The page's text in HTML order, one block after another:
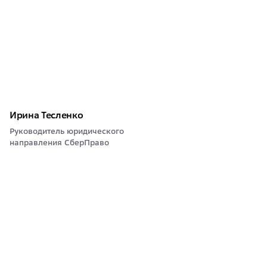
Ирина Тесленко
Руководитель юридического
направления СберПраво